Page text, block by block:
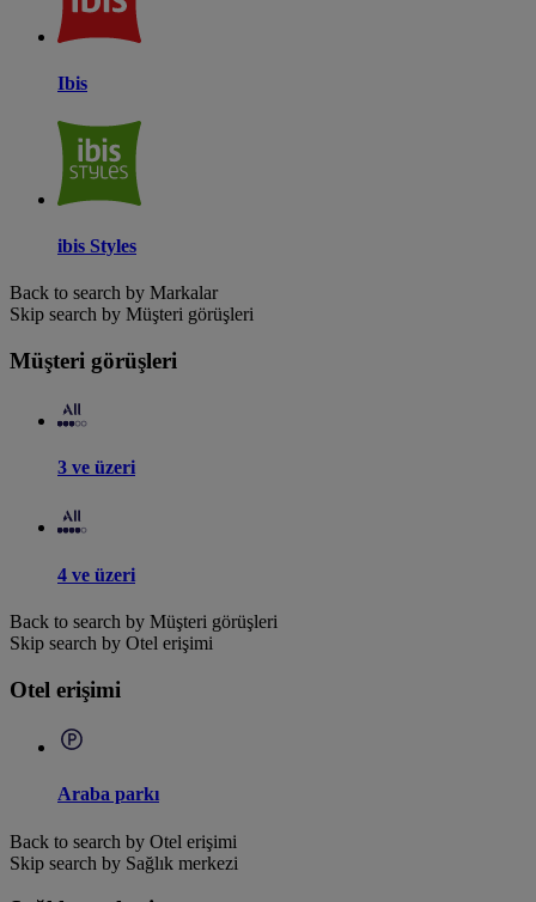
Ibis
ibis Styles
Back to search by Markalar
Skip search by Müşteri görüşleri
Müşteri görüşleri
3 ve üzeri
4 ve üzeri
Back to search by Müşteri görüşleri
Skip search by Otel erişimi
Otel erişimi
Araba parkı
Back to search by Otel erişimi
Skip search by Sağlık merkezi